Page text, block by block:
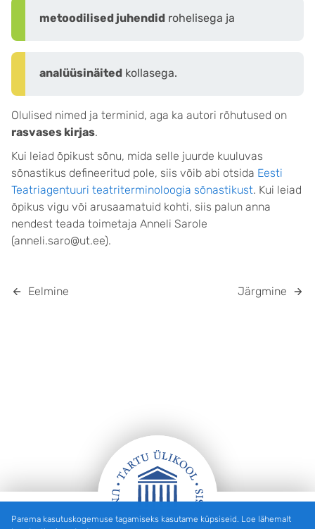
metoodilised juhendid rohelisega ja
analüüsinäited kollasega.
Olulised nimed ja terminid, aga ka autori rõhutused on
rasvases kirjas.
Kui leiad õpikust sõnu, mida selle juurde kuuluvas
sõnastikus defineeritud pole, siis võib abi otsida Eesti
Teatriagentuuri teatriterminoloogia sõnastikust. Kui leiad
õpikus vigu või arusaamatuid kohti, siis palun anna
nendest teada toimetaja Anneli Sarole
(anneli.saro@ut.ee).
Eelmine Järgmine
Parema kasutuskogemuse tagamiseks kasutame küpsiseid. Loe lähemalt